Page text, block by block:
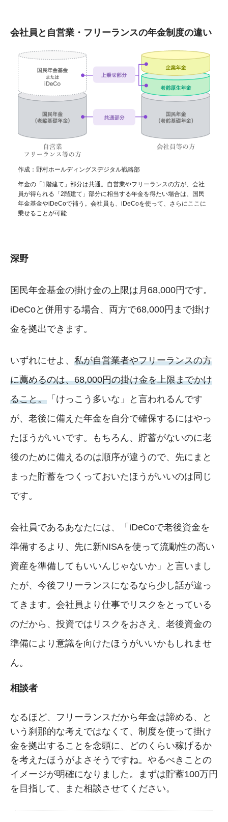
会社員と自営業・フリーランスの年金制度の違い
作成：野村ホールディングスデジタル戦略部
年金の「1階建て」部分は共通。自営業やフリーランスの方が、会社
員が得られる「2階建て」部分に相当する年金を得たい場合は、国民
年金基金やiDeCoで補う。会社員も、iDeCoを使って、さらにここに
乗せることが可能
深野
国民年金基金の掛け金の上限は月68,000円です。
iDeCoと併用する場合、両方で68,000円まで掛け
金を拠出できます。
いずれにせよ、 私が自営業者やフリーランスの方
に薦めるのは、68,000円の掛け金を上限までかけ
ること。 「けっこう多いな」と言われるんです
が、老後に備えた年金を自分で確保するにはやっ
たほうがいいです。もちろん、貯蓄がないのに老
後のために備えるのは順序が違うので、先にまと
まった貯蓄をつくっておいたほうがいいのは同じ
です。
会社員であるあなたには、「iDeCoで老後資金を
準備するより、先に新NISAを使って流動性の高い
資産を準備してもいいんじゃないか」と言いまし
たが、今後フリーランスになるなら少し話が違っ
てきます。会社員より仕事でリスクをとっている
のだから、投資ではリスクをおさえ、老後資金の
準備により意識を向けたほうがいいかもしれませ
ん。
相談者
なるほど、フリーランスだから年金は諦める、と
いう刹那的な考えではなくて、制度を使って掛け
金を拠出することを念頭に、どのくらい稼げるか
を考えたほうがよさそうですね。やるべきことの
イメージが明確になりました。まずは貯蓄100万円
を目指して、また相談させてください。